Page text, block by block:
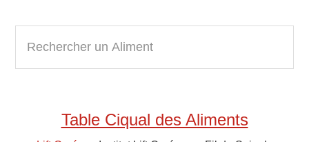
Primary
Sidebar
c
Table Ciqual des Aliments